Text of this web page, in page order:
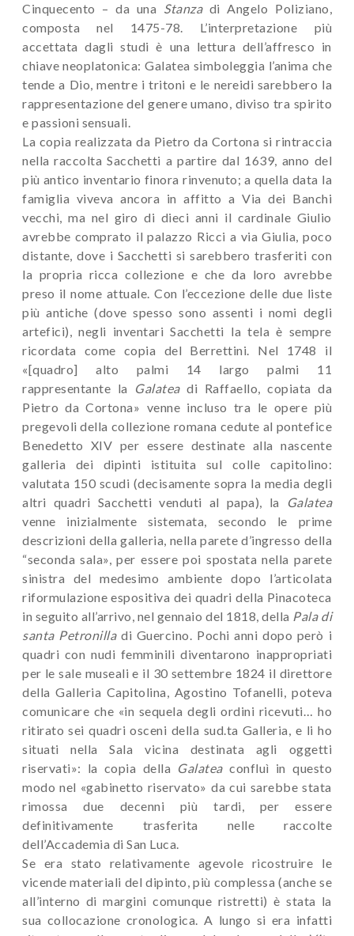
Cinquecento – da una Stanza di Angelo Poliziano,
composta nel 1475-78. L’interpretazione più
accettata dagli studi è una lettura dell’affresco in
chiave neoplatonica: Galatea simboleggia l’anima che
tende a Dio, mentre i tritoni e le nereidi sarebbero la
rappresentazione del genere umano, diviso tra spirito
e passioni sensuali.
La copia realizzata da Pietro da Cortona si rintraccia
nella raccolta Sacchetti a partire dal 1639, anno del
più antico inventario finora rinvenuto; a quella data la
famiglia viveva ancora in affitto a Via dei Banchi
vecchi, ma nel giro di dieci anni il cardinale Giulio
avrebbe comprato il palazzo Ricci a via Giulia, poco
distante, dove i Sacchetti si sarebbero trasferiti con
la propria ricca collezione e che da loro avrebbe
preso il nome attuale. Con l’eccezione delle due liste
più antiche (dove spesso sono assenti i nomi degli
artefici), negli inventari Sacchetti la tela è sempre
ricordata come copia del Berrettini. Nel 1748 il
«[quadro] alto palmi 14 largo palmi 11
rappresentante la
Galateadi Raffaello, copiata da
Pietro da Cortona» venne incluso tra le opere più
pregevoli della collezione romana cedute al pontefice
Benedetto XIV per essere destinate alla nascente
galleria dei dipinti istituita sul colle capitolino:
valutata 150 scudi (decisamente sopra la media degli
altri quadri Sacchetti venduti al papa), la
Galatea
venne inizialmente sistemata, secondo le prime
descrizioni della galleria, nella parete d’ingresso della
“seconda sala», per essere poi spostata nella parete
sinistra del medesimo ambiente dopo l’articolata
riformulazione espositiva dei quadri della Pinacoteca
in seguito all’arrivo, nel gennaio del 1818, della Pala di
santa Petronilladi Guercino. Pochi anni dopo però i
quadri con nudi femminili diventarono inappropriati
per le sale museali e il 30 settembre 1824 il direttore
della Galleria Capitolina, Agostino Tofanelli, poteva
comunicare che «in sequela degli ordini ricevuti… ho
ritirato sei quadri osceni della sud.ta Galleria, e li ho
situati nella Sala vicina destinata agli oggetti
riservati»: la copia della Galateaconfluì in questo
modo nel «gabinetto riservato» da cui sarebbe stata
rimossa due decenni più tardi, per essere
definitivamente trasferita nelle raccolte
dell’Accademia di San Luca.
Se era stato relativamente agevole ricostruire le
vicende materiali del dipinto, più complessa (anche se
all’interno di margini comunque ristretti) è stata la
sua collocazione cronologica. A lungo si era infatti